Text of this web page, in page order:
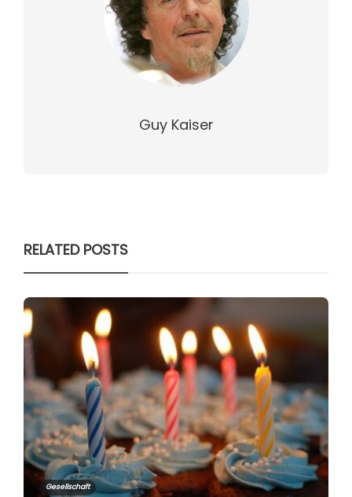
Guy Kaiser
RELATED POSTS
Gesellschaft